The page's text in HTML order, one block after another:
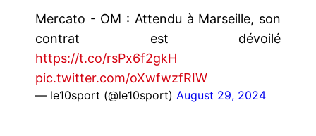
Mercato - OM : Attendu à Marseille, son
contrat est dévoilé
https://t.co/rsPx6f2gkH
pic.twitter.com/oXwfwzfRIW
— le10sport (@le10sport) August 29, 2024